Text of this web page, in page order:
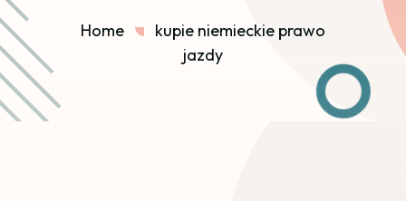
Home
kupie niemieckie prawo
jazdy